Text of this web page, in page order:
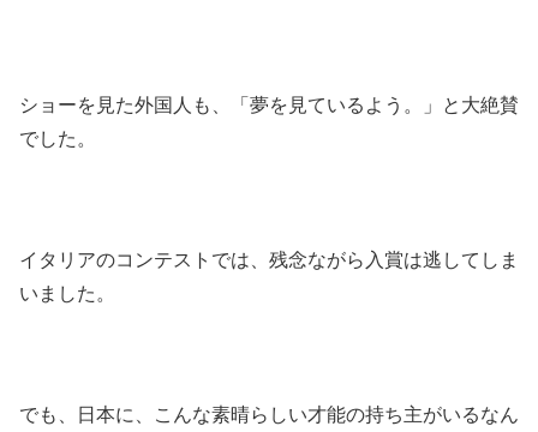
ショーを見た外国人も、「夢を見ているよう。」と大絶賛
でした。
イタリアのコンテストでは、残念ながら入賞は逃してしま
いました。
でも、日本に、こんな素晴らしい才能の持ち主がいるなん